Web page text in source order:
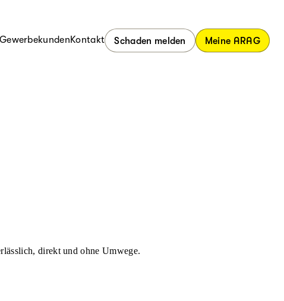
GewerbekundenKontakt Schaden melden Meine ARAG
direkt und ohne Umwege.